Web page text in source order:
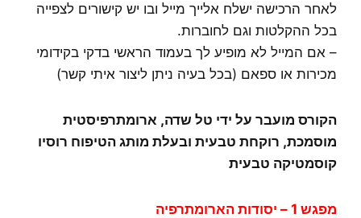
לאחר הרכישה ישלח אלייך מייל ובו יש קישורים לצפייה
בכל ההקלטות וגם לחוברות.
– אם המייל לא מופיע לך בעמוד הראשי בדקי בקידומי
מכירות או ספאם (בכל בעיה ניתן ליצור איתי קשר)
הקורס מועבר על ידי טל שדה, ארומתרפיסטית
מוסמכת, רוקחת טבעית ובעלת מותג הטיפוח רוסיו
קוסמטיקה טבעית
מפגש 1 – יסודות הארומתרפיה